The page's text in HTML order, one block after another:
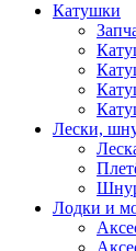
Катушки
Лески,
Лодки и